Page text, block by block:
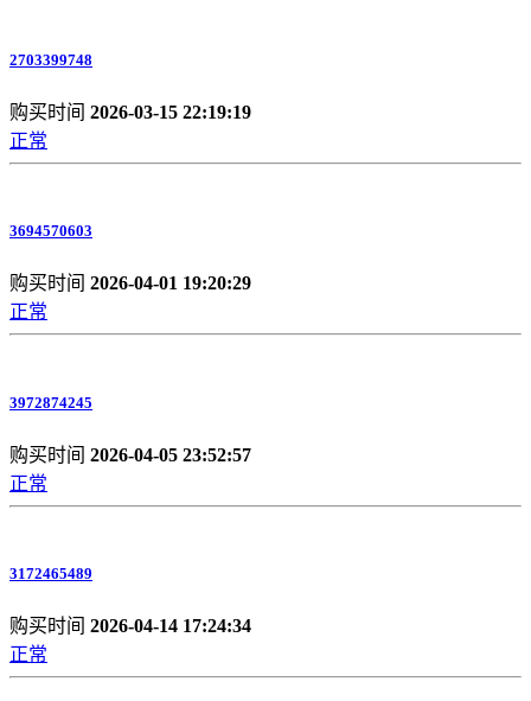
2703399748
购买时间 2026-03-15 22:19:19
正常
3694570603
购买时间 2026-04-01 19:20:29
正常
3972874245
购买时间 2026-04-05 23:52:57
正常
3172465489
购买时间 2026-04-14 17:24:34
正常